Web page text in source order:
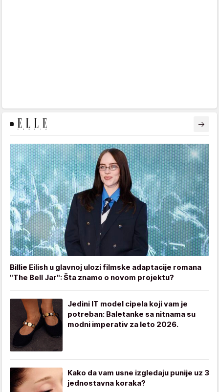
Billie Eilish u glavnoj ulozi filmske adaptacije romana
"The Bell Jar": Šta znamo o novom projektu?
Jedini IT model cipela koji vam je
potreban: Baletanke sa nitnama su
modni imperativ za leto 2026.
Kako da vam usne izgledaju punije uz 3
jednostavna koraka?